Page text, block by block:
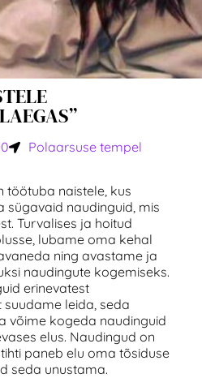
Polaarsuse tempel
töötuba naistele, kus
naudinguid, mis
Turvalises ja hoitud
lubame oma kehal
ning avastame ja
naudingute kogemiseks.
erinevatest
leida, seda
võime kogeda naudinguid
elus. Naudingud on
paneb elu oma tõsiduse
seda unustama.